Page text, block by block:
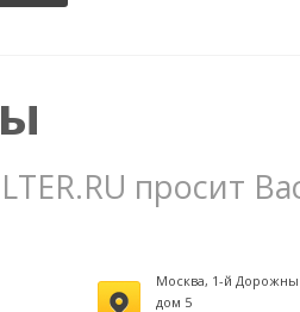
просит
Москва, 1-й
дом 5